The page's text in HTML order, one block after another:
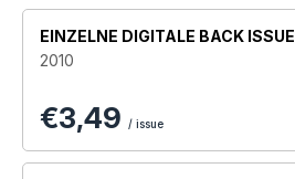
EINZELNE DIGITALE BACK ISSUE
2010
€3,49 / issue